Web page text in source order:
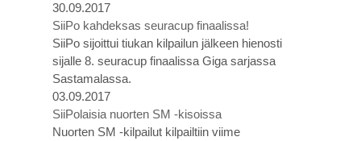
30.09.2017
SiiPo kahdeksas seuracup finaalissa!
SiiPo sijoittui tiukan kilpailun jälkeen hienosti
sijalle 8. seuracup finaalissa Giga sarjassa
Sastamalassa.
03.09.2017
SiiPolaisia nuorten SM -kisoissa
Nuorten SM -kilpailut kilpailtiin viime